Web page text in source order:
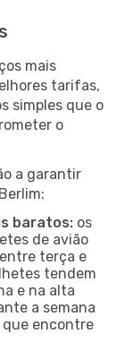
mais
tarifas,
simples que o
o
a garantir
baratos: os
de avião
terça e
tendem
e na alta
a semana
que encontre